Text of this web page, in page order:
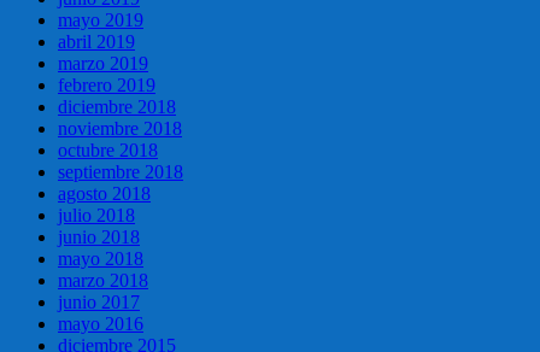
mayo 2019
abril 2019
marzo 2019
febrero 2019
diciembre 2018
noviembre 2018
octubre 2018
septiembre 2018
agosto 2018
julio 2018
junio 2018
mayo 2018
marzo 2018
junio 2017
mayo 2016
diciembre 2015